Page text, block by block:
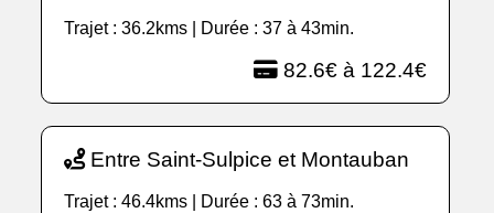
Trajet : 36.2kms | Durée : 37 à 43min.
82.6€ à 122.4€
Entre Saint-Sulpice et Montauban
Trajet : 46.4kms | Durée : 63 à 73min.